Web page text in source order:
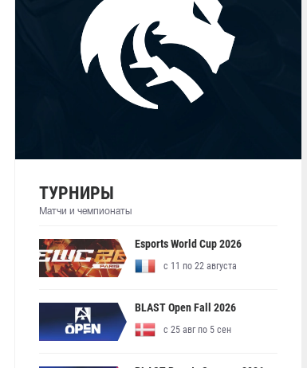
ТУРНИРЫ
Матчи и чемпионаты
Esports World Cup 2026
с 11 по 22 августа
BLAST Open Fall 2026
с 25 авг по 5 сен